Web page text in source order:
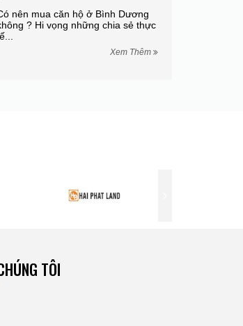
nên mua căn hộ ở Bình Dương
? Hi vọng những chia sẻ thực
Xem Thêm
TÔI